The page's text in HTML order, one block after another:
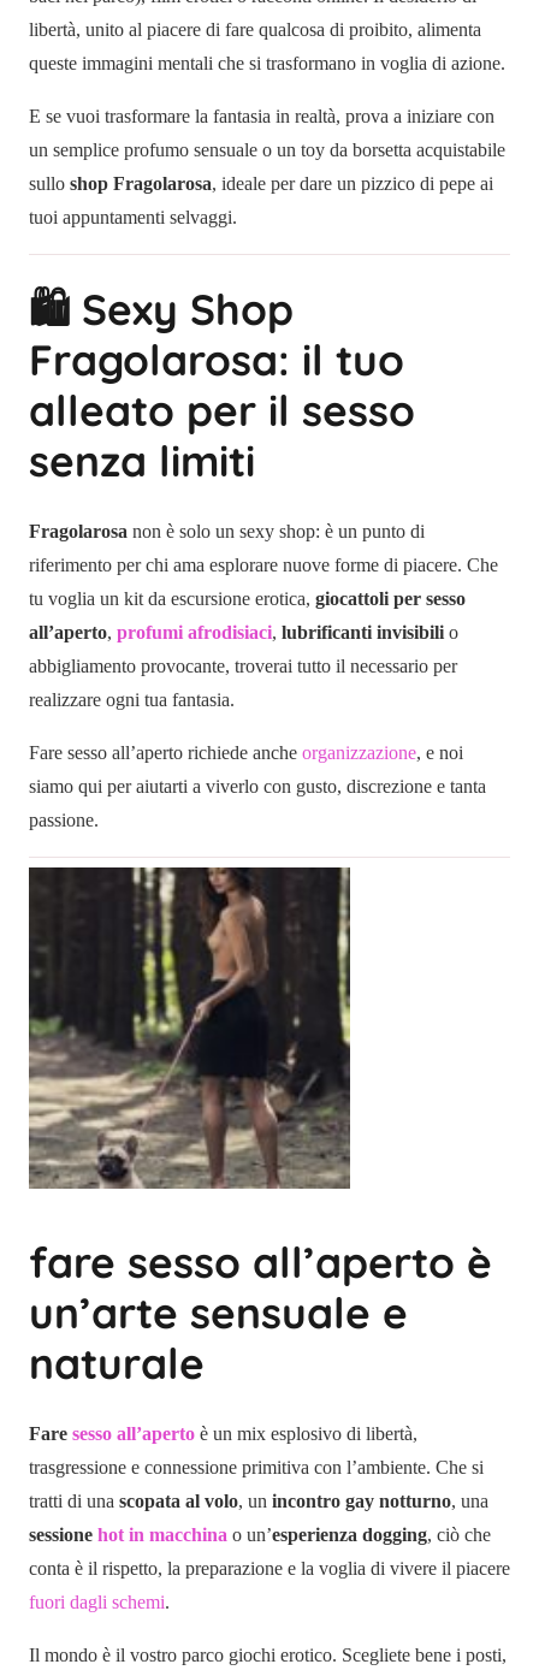
libertà, unito al piacere di fare qualcosa di proibito, alimenta
queste immagini mentali che si trasformano in voglia di azione.
E se vuoi trasformare la fantasia in realtà, prova a iniziare con
un semplice profumo sensuale o un toy da borsetta acquistabile
sullo shop Fragolarosa, ideale per dare un pizzico di pepe ai
tuoi appuntamenti selvaggi.
🛍 Sexy Shop
Fragolarosa: il tuo
alleato per il sesso
senza limiti
Fragolarosa non è solo un sexy shop: è un punto di
riferimento per chi ama esplorare nuove forme di piacere. Che
tu voglia un kit da escursione erotica, giocattoli per sesso
all’aperto, profumi afrodisiaci, lubrificanti invisibili o
abbigliamento provocante, troverai tutto il necessario per
realizzare ogni tua fantasia.
Fare sesso all’aperto richiede anche organizzazione, e noi
siamo qui per aiutarti a viverlo con gusto, discrezione e tanta
passione.
fare sesso all’aperto è
un’arte sensuale e
naturale
Fare sesso all’aperto è un mix esplosivo di libertà,
trasgressione e connessione primitiva con l’ambiente. Che si
tratti di una scopata al volo, un incontro gay notturno, una
sessione hot in macchina o un’esperienza dogging, ciò che
conta è il rispetto, la preparazione e la voglia di vivere il piacere
fuori dagli schemi.
Il mondo è il vostro parco giochi erotico. Scegliete bene i posti,